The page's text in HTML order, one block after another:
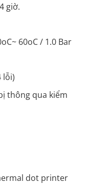
giờ.
60oC / 1.0 Bar
lỗi)
thông qua kiểm
dot printer